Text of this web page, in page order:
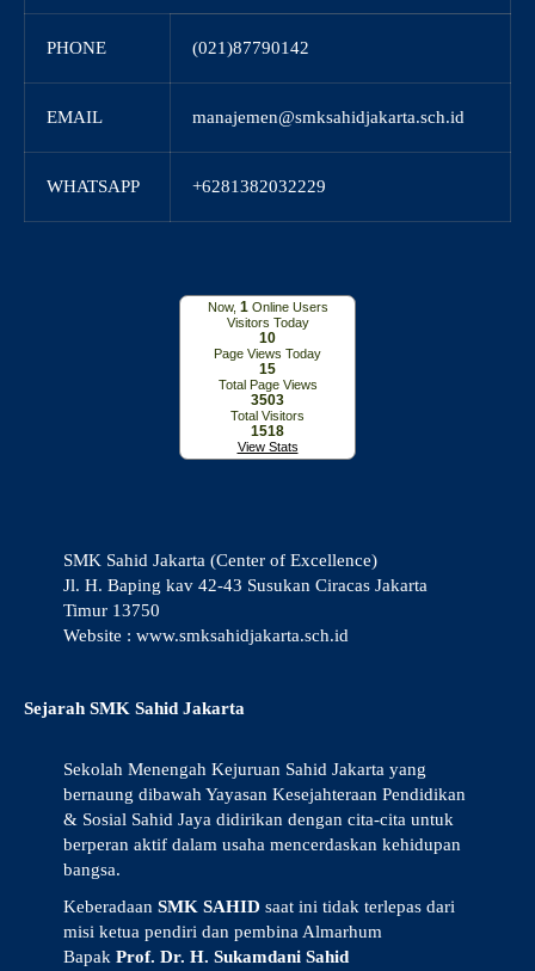
PHONE (021)87790142
EMAIL manajemen@smksahidjakarta.sch.id
WHATSAPP +6281382032229
Now, 1 Online Users
Visitors Today
10
Page Views Today
15
Total Page Views
3503
Total Visitors
1518
View Stats
SMK Sahid Jakarta (Center of Excellence)
Jl. H. Baping kav 42-43 Susukan Ciracas Jakarta
Timur 13750
Website : www.smksahidjakarta.sch.id
Sejarah SMK Sahid Jakarta
Sekolah Menengah Kejuruan Sahid Jakarta yang
bernaung dibawah Yayasan Kesejahteraan Pendidikan
& Sosial Sahid Jaya didirikan dengan cita-cita untuk
berperan aktif dalam usaha mencerdaskan kehidupan
bangsa.
Keberadaan SMK SAHID saat ini tidak terlepas dari
misi ketua pendiri dan pembina Almarhum
Bapak Prof. Dr. H. Sukamdani Sahid